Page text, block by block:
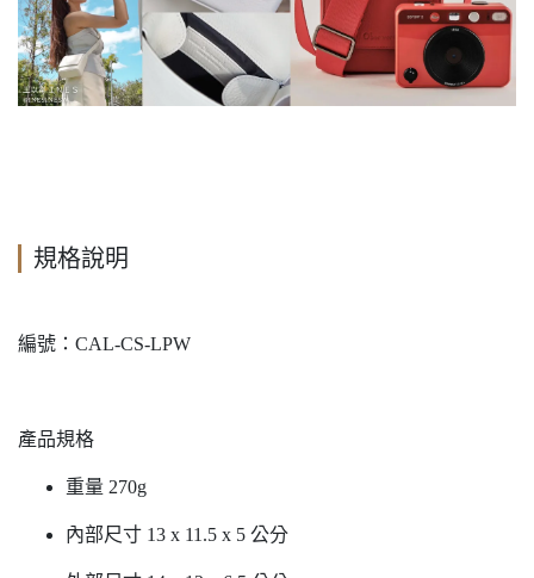
規格說明
編號：CAL-CS-LPW
產品規格
重量 270g
內部尺寸 13 x 11.5 x 5 公分